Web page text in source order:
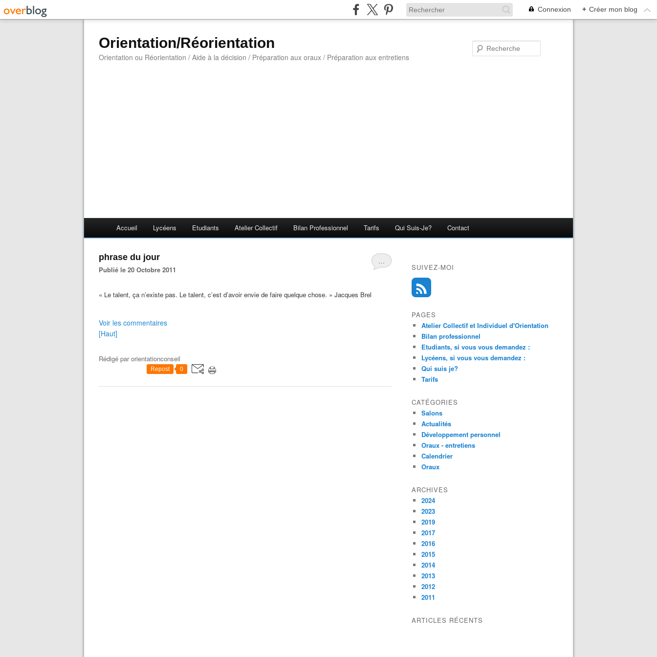
Connexion + Créer mon blog
Orientation/Réorientation
Orientation ou Réorientation / Aide à la décision / Préparation aux oraux / Préparation aux entretiens
Accueil Lycéens Etudiants Atelier Collectif Bilan Professionnel Tarifs Qui Suis-Je? Contact
…
phrase du jour
Publié le 20 Octobre 2011
« Le talent, ça n’existe pas. Le talent, c’est d’avoir envie de faire quelque chose. » Jacques Brel
Voir les commentaires
[Haut]
Rédigé parorientationconseil
Repost 0
SUIVEZ-MOI
PAGES
Atelier Collectif et Individuel d'Orientation
Bilan professionnel
Etudiants, si vous vous demandez :
Lycéens, si vous vous demandez :
Qui suis je?
Tarifs
CATÉGORIES
Salons
Actualités
Développement personnel
Oraux - entretiens
Calendrier
Oraux
ARCHIVES
2024
2023
2019
2017
2016
2015
2014
2013
2012
2011
ARTICLES RÉCENTS